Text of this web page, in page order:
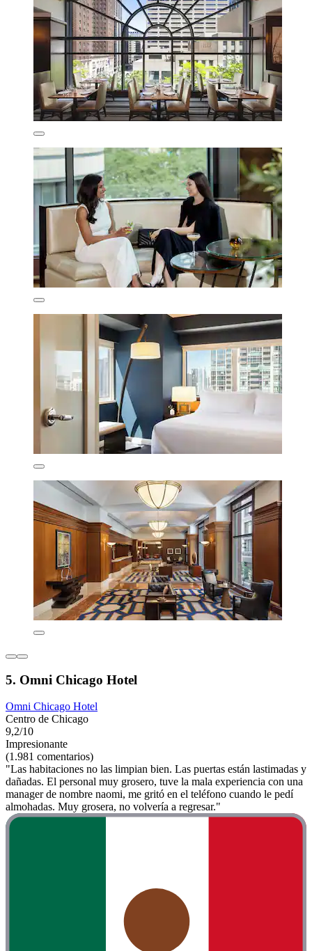
5. Omni Chicago Hotel
Omni Chicago Hotel
Centro de Chicago
9,2/10
Impresionante
(1.981 comentarios)
"Las habitaciones no las limpian bien. Las puertas están lastimadas y
dañadas. El personal muy grosero, tuve la mala experiencia con una
manager de nombre naomi, me gritó en el teléfono cuando le pedí
almohadas. Muy grosera, no volvería a regresar."